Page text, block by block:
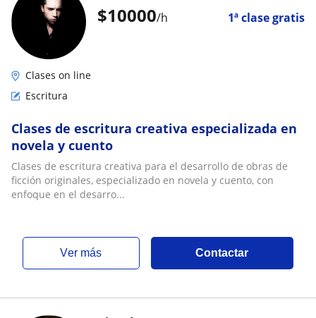
$10000/h 1ª clase gratis
Clases on line
Escritura
Clases de escritura creativa especializada en
novela y cuento
Clases de escritura creativa para el desarrollo de obras de
ficción originales, especializado en novela y cuento, con
enfoque en el desarro...
ver más Contactar